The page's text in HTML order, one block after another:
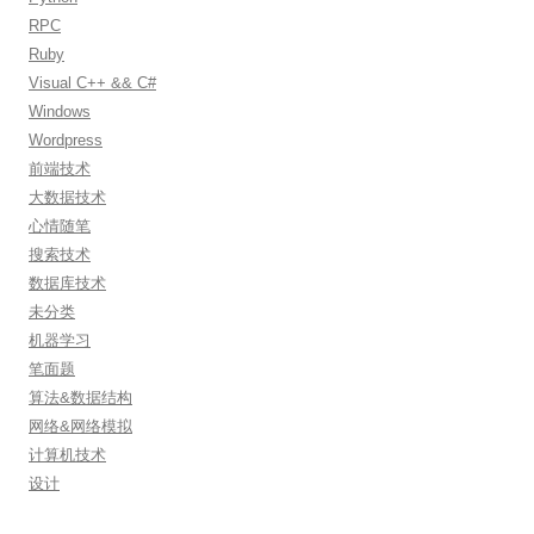
RPC
Ruby
Visual C++ && C#
Windows
Wordpress
前端技术
大数据技术
心情随笔
搜索技术
数据库技术
未分类
机器学习
笔面题
算法&数据结构
网络&网络模拟
计算机技术
设计